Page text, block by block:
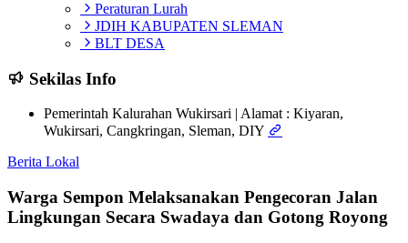
Peraturan Lurah
JDIH KABUPATEN SLEMAN
BLT DESA
Sekilas Info
Pemerintah Kalurahan Wukirsari | Alamat : Kiyaran,
Wukirsari, Cangkringan, Sleman, DIY
Berita Lokal
Warga Sempon Melaksanakan Pengecoran Jalan
Lingkungan Secara Swadaya dan Gotong Royong